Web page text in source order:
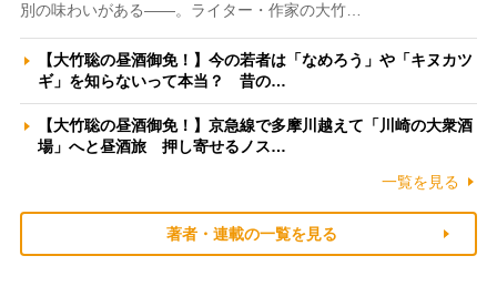
別の味わいがある――。ライター・作家の大竹…
【大竹聡の昼酒御免！】今の若者は「なめろう」や「キヌカツ
ギ」を知らないって本当？ 昔の…
【大竹聡の昼酒御免！】京急線で多摩川越えて「川崎の大衆酒
場」へと昼酒旅 押し寄せるノス…
一覧を見る
著者・連載の一覧を見る